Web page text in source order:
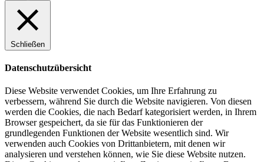
Schließen
Datenschutzübersicht
Diese Website verwendet Cookies, um Ihre Erfahrung zu
verbessern, während Sie durch die Website navigieren. Von diesen
werden die Cookies, die nach Bedarf kategorisiert werden, in Ihrem
Browser gespeichert, da sie für das Funktionieren der
grundlegenden Funktionen der Website wesentlich sind. Wir
verwenden auch Cookies von Drittanbietern, mit denen wir
analysieren und verstehen können, wie Sie diese Website nutzen.